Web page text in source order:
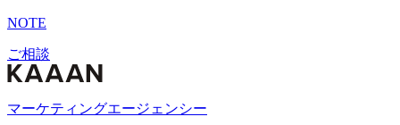
NOTE
ご相談
マーケティングエージェンシー